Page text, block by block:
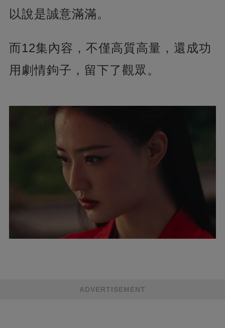
以說是誠意滿滿。
而12集內容，不僅高質高量，還成功
用劇情鉤子，留下了觀眾。
ADVERTISEMENT